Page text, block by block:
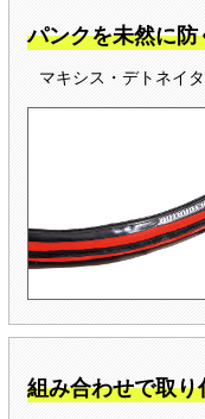
パンクを未然に
マキシス・デトネイ
組み合わせで取